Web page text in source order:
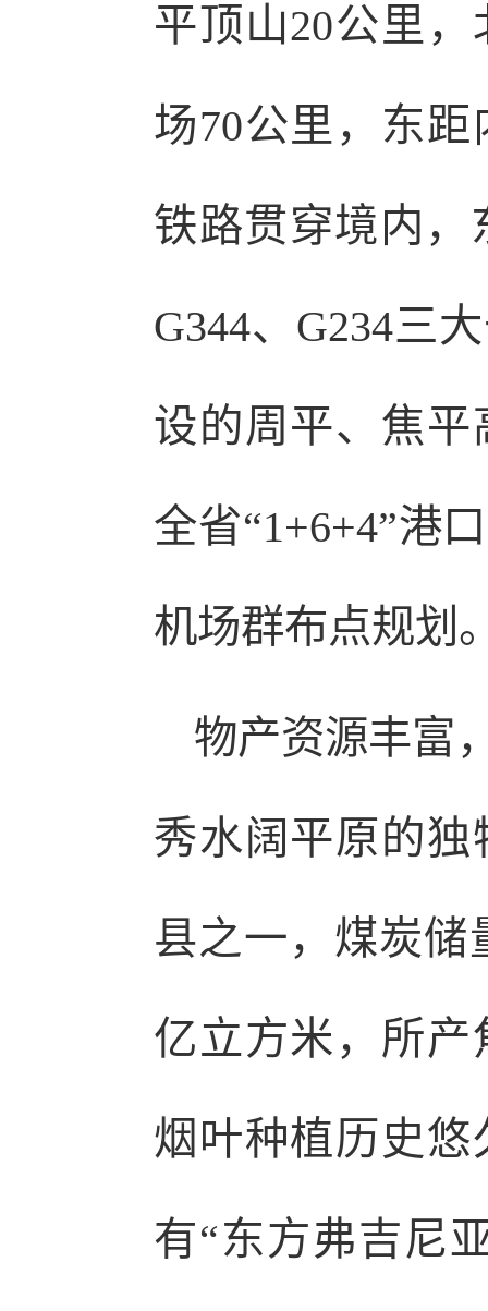
平顶山20公里
场70公里，东
铁路贯穿境内，
G344、G234三
设的周平、焦
全省“1+6+4”港
机场群布点规划
物产资源丰富
秀水阔平原的独
县之一，煤炭储
亿立方米，所
烟叶种植历史
有“东方弗吉尼